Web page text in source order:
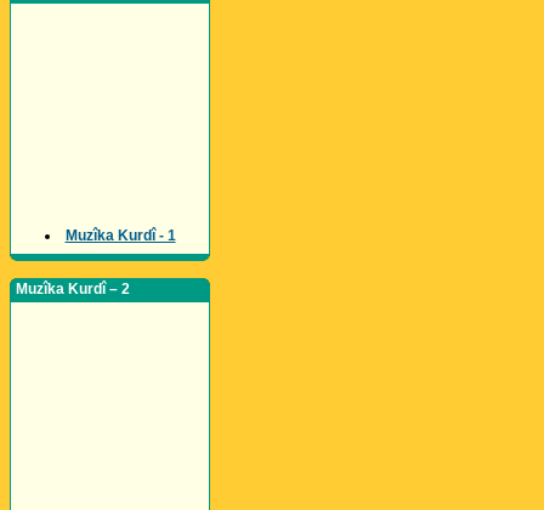
Muzîka Kurdî - 1
Muzîka Kurdî – 2